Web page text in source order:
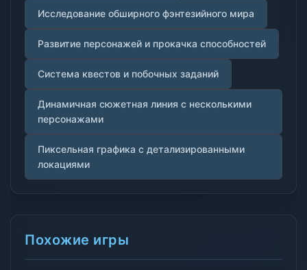
Исследование обширного фэнтезийного мира
Развитие персонажей и прокачка способностей
Система квестов и побочных заданий
Динамичная сюжетная линия с несколькими
персонажами
Пиксельная графика с детализированными
локациями
Похожие игры